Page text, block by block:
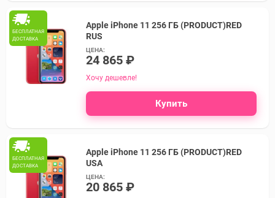
БЕСПЛАТНАЯ
ДОСТАВКА
Apple iPhone 11 256 ГБ (PRODUCT)RED
RUS
ЦЕНА:
24 865 ₽
Хочу дешевле!
Купить
БЕСПЛАТНАЯ
ДОСТАВКА
Apple iPhone 11 256 ГБ (PRODUCT)RED
USA
ЦЕНА:
20 865 ₽